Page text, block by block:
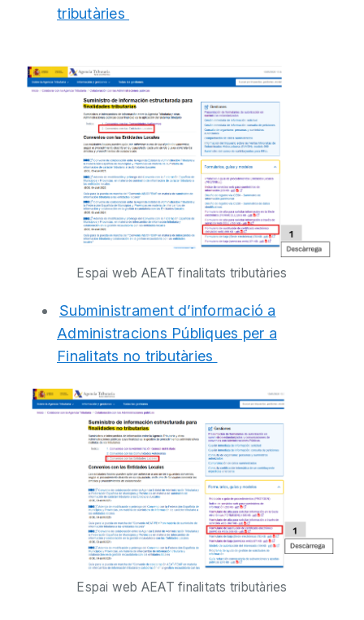
tributàries
Espai web AEAT finalitats tributàries
Subministrament d’informació a
Administracions Públiques per a
Finalitats no tributàries
Espai web AEAT finalitats tributàries